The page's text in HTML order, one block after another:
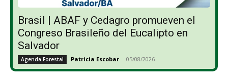
Brasil | ABAF y Cedagro promueven el
Congreso Brasileño del Eucalipto en
Salvador
Agenda Forestal Patricia Escobar - 05/08/2026